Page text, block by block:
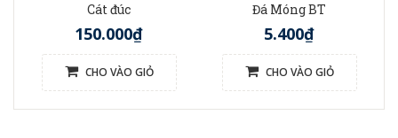
Cát đúc
150.000₫
CHO VÀO GIỎ
Đá Móng BT
5.400₫
CHO VÀO GIỎ